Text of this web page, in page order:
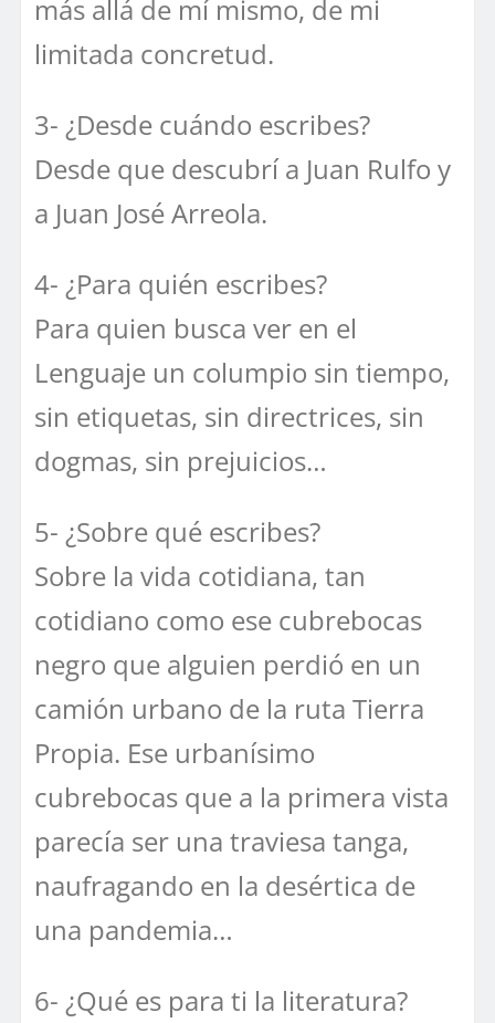
más allá de mí mismo, de mi
limitada concretud.
3- ¿Desde cuándo escribes?
Desde que descubrí a Juan Rulfo y
a Juan José Arreola.
4- ¿Para quién escribes?
Para quien busca ver en el
Lenguaje un columpio sin tiempo,
sin etiquetas, sin directrices, sin
dogmas, sin prejuicios…
5- ¿Sobre qué escribes?
Sobre la vida cotidiana, tan
cotidiano como ese cubrebocas
negro que alguien perdió en un
camión urbano de la ruta Tierra
Propia. Ese urbanísimo
cubrebocas que a la primera vista
parecía ser una traviesa tanga,
naufragando en la desértica de
una pandemia…
6- ¿Qué es para ti la literatura?